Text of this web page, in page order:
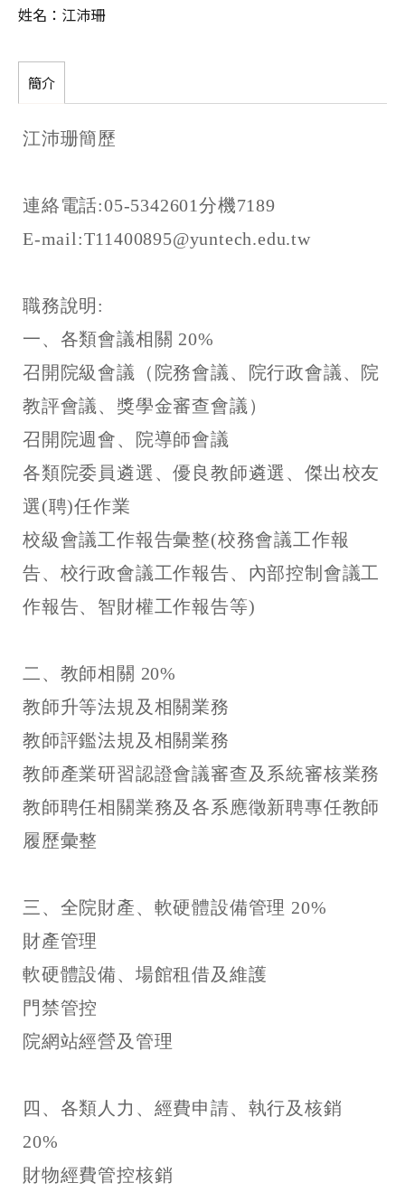
姓名：江沛珊
簡介
江沛珊簡歷
連絡電話:05-5342601分機7189
E-mail:T11400895@yuntech.edu.tw
職務說明:
一、各類會議相關 20%
召開院級會議（院務會議、院行政會議、院
教評會議、獎學金審查會議）
召開院週會、院導師會議
各類院委員遴選、優良教師遴選、傑出校友
選(聘)任作業
校級會議工作報告彙整(校務會議工作報
告、校行政會議工作報告、內部控制會議工
作報告、智財權工作報告等)
二、教師相關 20%
教師升等法規及相關業務
教師評鑑法規及相關業務
教師產業研習認證會議審查及系統審核業務
教師聘任相關業務及各系應徵新聘專任教師
履歷彙整
三、全院財產、軟硬體設備管理 20%
財產管理
軟硬體設備、場館租借及維護
門禁管控
院網站經營及管理
四、各類人力、經費申請、執行及核銷
20%
財物經費管控核銷